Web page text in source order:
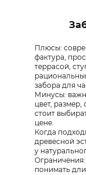
Плюсы:
фактура,
террасой,
забора для
Минусы:
цвет,
стоит
цене.
Когда
древесной
у
понимать